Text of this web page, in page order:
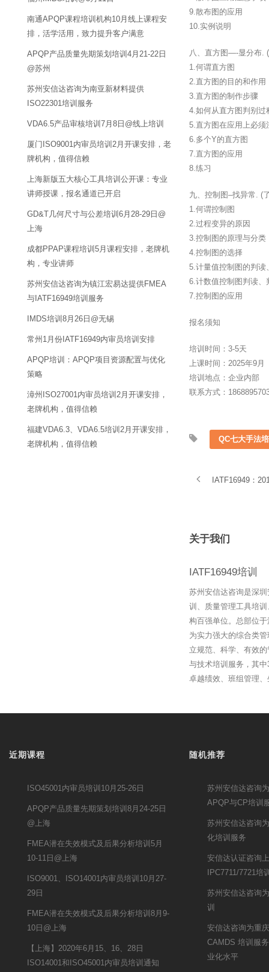
9.散布图的应用
10.实例说明
八、直方图—-显分布.
1.何谓直方图
2.直方图的目的和作用
3.直方图的制作步骤
4.如何从直方图判别过
5.直方图在应用上必须
6.多个Y的直方图
7.直方图的应用
8.练习
九、控制图–找异常. (
1.何谓控制图
2.过程变异的原因
3.控制图的原理与分类
4.控制图的选择
5.计量值控制图的判读
6.计数值控制图判读、
7.控制图的应用
报名须知
培训时间：3-5天
上课时间：2025年9月
培训地点：企业内部
联系方式：
QC七大手法
IATF16949：
关于我们
IATF16949培训
苏州安信达咨询是深
训、质量管理工具培
构百强单位。总部位
为实力强大的综合类
立规范、科学、有效
与技术培训服务，其
卓越绩效、班组管理
南通APQP课程培训机构10月线上课程安
排，活学活用，致力提升客户满意
APQP产品质量先期策划培训4月21-22日
@苏州
苏州安信达咨询为南亚新材料提供
ISO22301培训服务
VDA6.5产品审核培训7月8日@线上培训
厦门ISO9001内审员培训2月开课安排，老
牌机构，值得信赖
上海新版五大核心工具培训公开课：专业
讲师授课，报名通道已开启
GD&T几何尺寸与公差培训6月28-29日@
上海
成都PPAP课程培训5月课程安排，老牌机
构，专业讲师
苏州安信达咨询为镇江宏易达提供FMEA
与IATF16949培训服务
IMDS培训8月26日@无锡
常州1月份IATF16949内审员培训安排
APQP培训：APQP项目资源配置与优化
策略
漳州ISO27001内审员培训2月开课安排，
老牌机构，值得信赖
福建VDA6.3、VDA6.5培训2月开课安排，
老牌机构，值得信赖
近期课程
ISO45001内审员培训10月25-26日
APQP产品质量先期策划培训8月24-25日
@上海
FMEA潜在失效模式及后果分析培训5月
10-11日@上海
ISO9001、ISO14001内审员培训10月27-
29日
FMEA潜在失效模式及后果分析培训8月9-
10日@上海
【上海】2020年6月15、16、28日
ISO14001和ISO45001内审员培训通知
随机推荐
苏州安信达咨询
APQP与CP培训
苏州安信达咨询
化培训服务
安信达认证咨询
IPC7711/7721培
苏州安信达咨询
训
安信达咨询为重
CAMDS 培训服
业化水平